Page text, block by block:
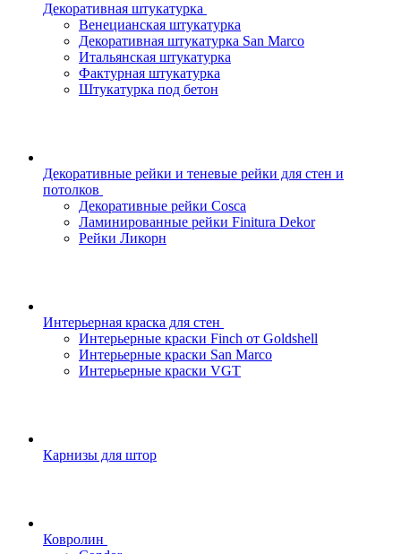
Декоративная штукатурка
Венецианская штукатурка
Декоративная штукатурка San Marco
Итальянская штукатурка
Фактурная штукатурка
Штукатурка под бетон
Декоративные рейки и теневые рейки для стен и
потолков
Декоративные рейки Cosca
Ламинированные рейки Finitura Dekor
Рейки Ликорн
Интерьерная краска для стен
Интерьерные краски Finch от Goldshell
Интерьерные краски San Marco
Интерьерные краски VGT
Карнизы для штор
Ковролин